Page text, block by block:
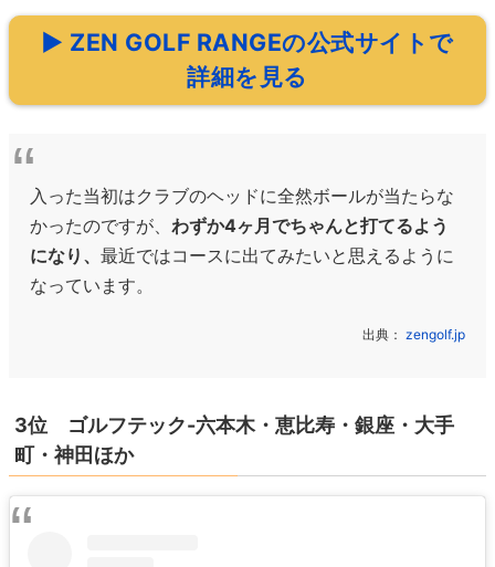
▶ ZEN GOLF RANGEの公式サイトで
詳細を見る
入った当初はクラブのヘッドに全然ボールが当たらな
かったのですが、 わずか4ヶ月でちゃんと打てるよう
になり、 最近ではコースに出てみたいと思えるように
なっています。
出典： zengolf.jp
3位 ゴルフテック-六本木・恵比寿・銀座・大手
町・神田ほか